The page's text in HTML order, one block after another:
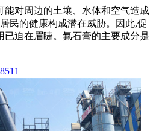
能对周边的土壤、水体和空气造成
民的健康构成潜在威胁。因此,促
已迫在眉睫。氟石膏的主要成分是